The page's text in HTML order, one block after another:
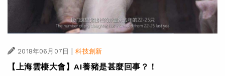
2018年06月07日 | 科技創新
【上海雲棲大會】AI養豬是甚麼回事？！